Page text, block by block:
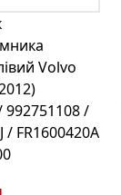
Volvo
992751108 /
/ FR1600420A